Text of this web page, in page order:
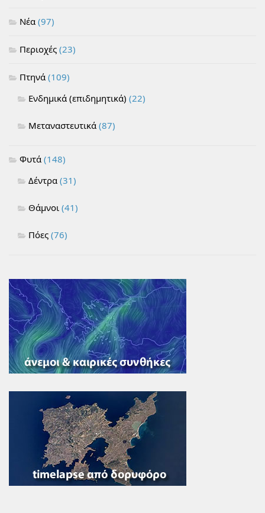
Νέα (97)
Περιοχές (23)
Πτηνά (109)
Ενδημικά (επιδημητικά) (22)
Μεταναστευτικά (87)
Φυτά (148)
Δέντρα (31)
Θάμνοι (41)
Πόες (76)